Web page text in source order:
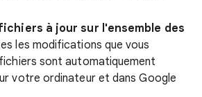
à jour sur l'ensemble des
les modifications que vous
sont automatiquement
votre ordinateur et dans Google